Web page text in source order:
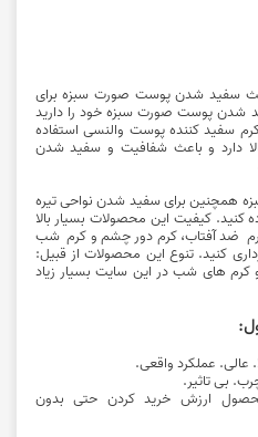
سفید شدن پوست صورت سبزه برای
شدن پوست صورت سبزه خود را دارید
کرم سفید کننده پوست والنسی استفاده
دارد و باعث شفافیت و سفید شدن
همچنین برای سفید شدن نواحی تیره
کنید. کیفیت این محصولات بسیار بالا
کرم ضد آفتاب، کرم دور چشم و کرم شب
کنید. تنوع این محصولات از قبیل:
کرم های شب در این سایت بسیار زیاد
عالی. عملکرد واقعی.
بی تاثیر.
ارزش خرید کردن حتی بدون